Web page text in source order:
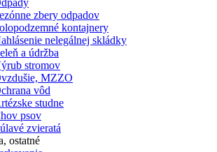
zbery odpadov
kontajnery
nelegálnej skládky
a údržba
stromov
MZZO
vôd
studne
psov
zvieratá
ostatné